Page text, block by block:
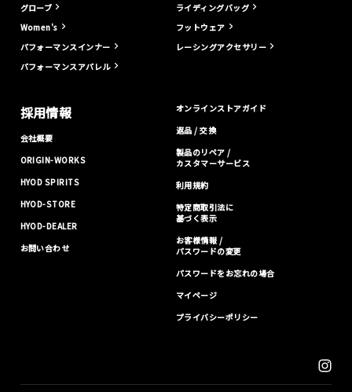
グローブ
Women's
パフォーマンスインナー
パフォーマンスアパレル
ライディングバッグ
フットウェア
レーシングアクセサリー
採用情報
会社概要
ORIGIN-WORKS
HYOD SPIRITS
HYOD-STORE
HYOD-DEALER
お問い合わせ
オンラインストアガイド
返品 / 交換
製品のリペア /
カスタマーサービス
利用規約
特定商取引法に
基づく表示
お客様情報 /
パスワードの変更
パスワードをお忘れの場合
マイページ
プライバシーポリシー